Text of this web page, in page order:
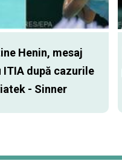
Henin, mesaj
ITIA după cazurile
- Sinner